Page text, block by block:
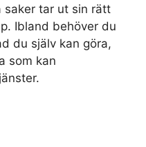
saker tar ut sin rätt
Ibland behöver du
du själv kan göra,
som kan